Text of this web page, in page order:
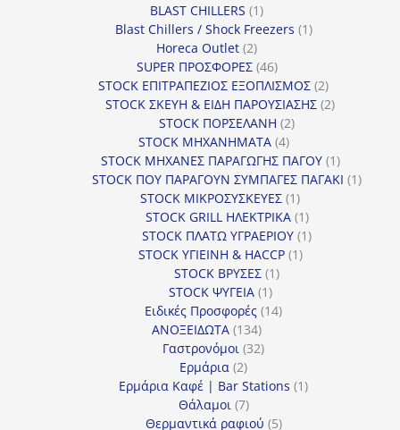
BLAST CHILLERS 11
προϊόν
Blast Chillers / Shock Freezers 11
Horeca Outlet 22
προϊόντα
SUPER ΠΡΟΣΦΟΡΕΣ 4646
προϊόντα
STOCK ΕΠΙΤΡΑΠΕΖΙΟΣ ΕΞΟΠΛΙΣΜΟΣ 22
προϊόντα
STOCK ΣΚΕΥΗ & ΕΙΔΗ ΠΑΡΟΥΣΙΑΣΗΣ 22
STOCK ΠΟΡΣΕΛΑΝΗ 22
STOCK ΜΗΧΑΝΗΜΑΤΑ 44
προϊόντα
STOCK ΜΗΧΑΝΕΣ ΠΑΡΑΓΩΓΗΣ ΠΑΓΟΥ 11
προϊόν
STOCK ΠΟΥ ΠΑΡΑΓΟΥΝ ΣΥΜΠΑΓΕΣ ΠΑΓΑΚΙ 11
STOCK ΜΙΚΡΟΣΥΣΚΕΥΕΣ 11
προϊόν
STOCK GRILL ΗΛΕΚΤΡΙΚΑ 11
προϊόν
STOCK ΠΛΑΤΩ ΥΓΡΑΕΡΙΟΥ 11
STOCK ΥΓΙΕΙΝΗ & HACCP 11
STOCK ΒΡΥΣΕΣ 11
STOCK ΨΥΓΕΙΑ 11
προϊόν
Ειδικές Προσφορές 1414
ΑΝΟΞΕΙΔΩΤΑ 134134
προϊόντα
Γαστρονόμοι 3232
Ερμάρια 22
προϊόντα
Ερμάρια Καφέ | Bar Stations 11
Θάλαμοι 77
προϊόντα
Θερμαντικά ραφιού 55